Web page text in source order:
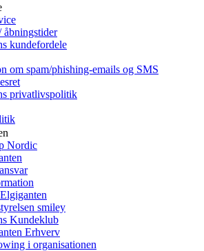
åbningstider
kundefordele
om spam/phishing-emails og SMS
privatlivspolitik
Nordic
smiley
Kundeklub
Erhverv
i organisationen